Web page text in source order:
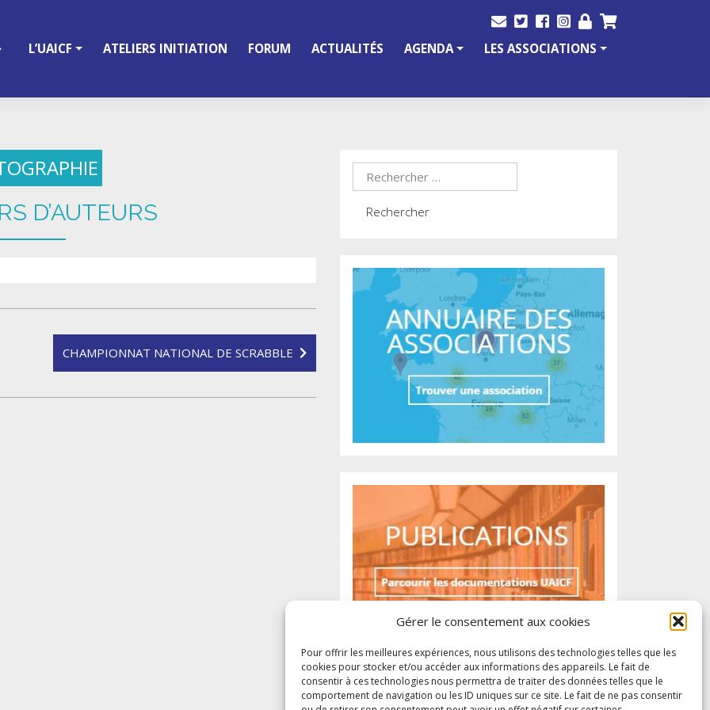
Gérer le consentement aux cookies
Pour offrir les meilleures expériences, nous utilisons des technologies telles que les
cookies pour stocker et/ou accéder aux informations des appareils. Le fait de
consentir à ces technologies nous permettra de traiter des données telles que le
comportement de navigation ou les ID uniques sur ce site. Le fait de ne pas consentir
L’UAICF ATELIERS INITIATION FORUM ACTUALITÉS AGENDA LES ASSOCIATIONS
D’AUTEURS
CHAMPIONNAT NATIONAL DE SCRABBLE